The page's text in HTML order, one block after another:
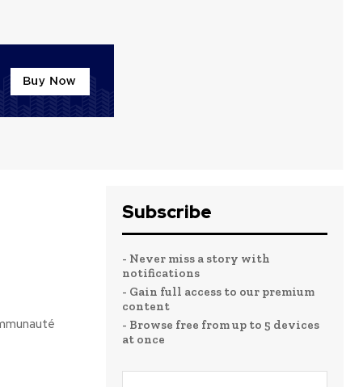
Subscribe
- Never miss a story with
notifications
- Gain full access to our premium
content
- Browse free from up to 5 devices
at once